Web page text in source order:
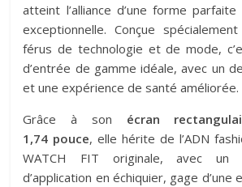
atteint l’alliance d’une forme
exceptionnelle. Conçue
férus de technologie et de mode,
d’entrée de gamme idéale, avec un
et une expérience de santé améliorée.
Grâce à son écran
1,74 pouce, elle hérite de l’ADN
WATCH FIT originale, avec un
d’application en échiquier, gage d’une